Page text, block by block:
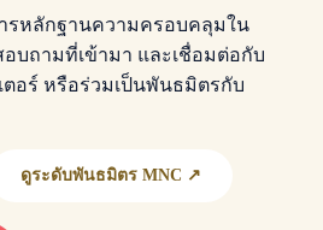
รหลักฐานความครอบคลุมใน
บถามที่เข้ามา และเชื่อมต่อกับ
ตอร์ หรือร่วมเป็นพันธมิตรกับ
ดูระดับพันธมิตร MNC ↗